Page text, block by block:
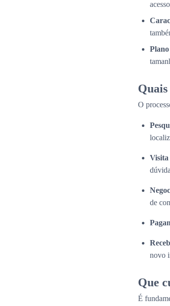
O
Visita
de
novo
Que
É